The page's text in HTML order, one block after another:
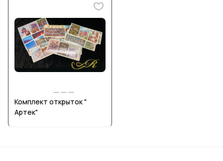
Комплект открыток "
Артек"